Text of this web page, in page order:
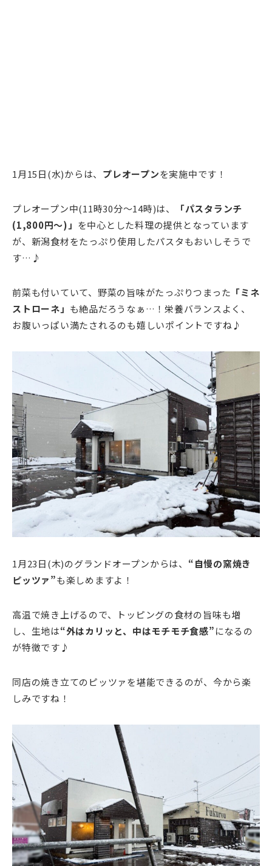
1月15日(水)からは、 プレオープンを実施中です！
プレオープン中(11時30分～14時)は、
「パスタランチ
(1,800円～)」 を中心とした料理の提供となっています
が、新潟食材をたっぷり使用したパスタもおいしそうで
す…♪
前菜も付いていて、野菜の旨味がたっぷりつまった 「ミネ
ストローネ」 も絶品だろうなぁ…！栄養バランスよく、
お腹いっぱい満たされるのも嬉しいポイントですね♪
1月23日(木)のグランドオープンからは、 “自慢の窯焼き
ピッツァ”も楽しめますよ！
高温で焼き上げるので、トッピングの食材の旨味も増
し、生地は“外はカリッと、中はモチモチ食感”になるの
が特徴です♪
同店の焼き立てのピッツァを堪能できるのが、今から楽
しみですね！